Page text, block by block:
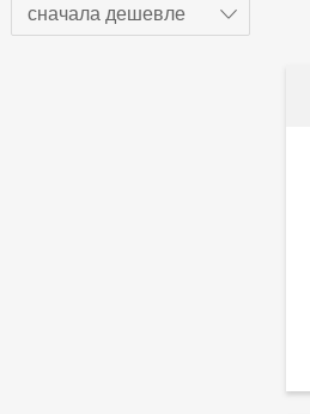
сначала дешевле